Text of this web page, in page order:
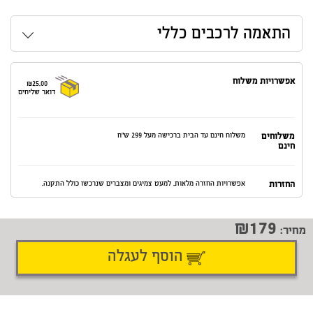
התאמה לרכבים כללי
אפשרויות משלוח
₪25.00
דואר שליחים
משלוחים
חינם
משלוח חינם עד הבית ברכישה מעל 299 ש"ח
החזרות אפשרויות החזרה מלאות. למעט צמיגים ומצברים שנרכשו כולל התקנה.
שתף דיווח על טעות
מחיר: 179
הוסף לעגלה